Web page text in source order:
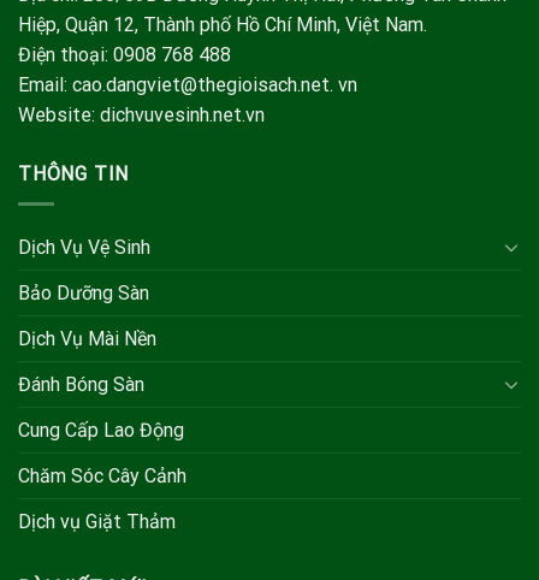
Hiệp, Quận 12, Thành phố Hồ Chí Minh, Việt Nam.
Điện thoại: 0908 768 488
Email: cao.dangviet@thegioisach.net. vn
Website: dichvuvesinh.net.vn
THÔNG TIN
Dịch Vụ Vệ Sinh
Bảo Dưỡng Sàn
Dịch Vụ Mài Nền
Đánh Bóng Sàn
Cung Cấp Lao Động
Chăm Sóc Cây Cảnh
Dịch vụ Giặt Thảm